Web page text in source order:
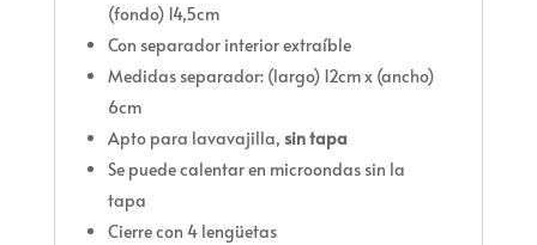
(fondo) 14,5cm
Con separador interior extraíble
Medidas separador: (largo) 12cm x (ancho)
6cm
Apto para lavavajilla, sin tapa
Se puede calentar en microondas sin la
tapa
Cierre con 4 lengüetas